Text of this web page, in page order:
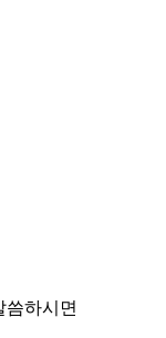
씀하시면